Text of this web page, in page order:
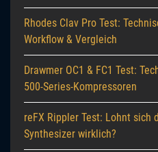
Rhodes Clav Pro Test:
Workflow & Vergleich
Drawmer OC1 & FC1 Test:
500-Series-Kompressoren
reFX Rippler Test: Lohnt sich
Synthesizer wirklich?